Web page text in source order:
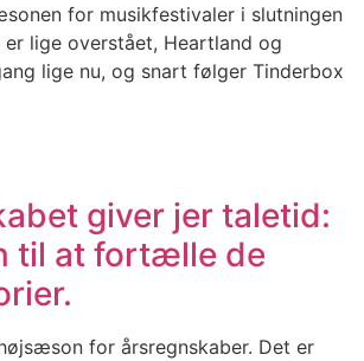
for musikfestivaler i slutningen
lige overstået, Heartland og
lige nu, og snart følger Tinderbox
giver jer taletid:
til at fortælle de
for årsregnskaber. Det er